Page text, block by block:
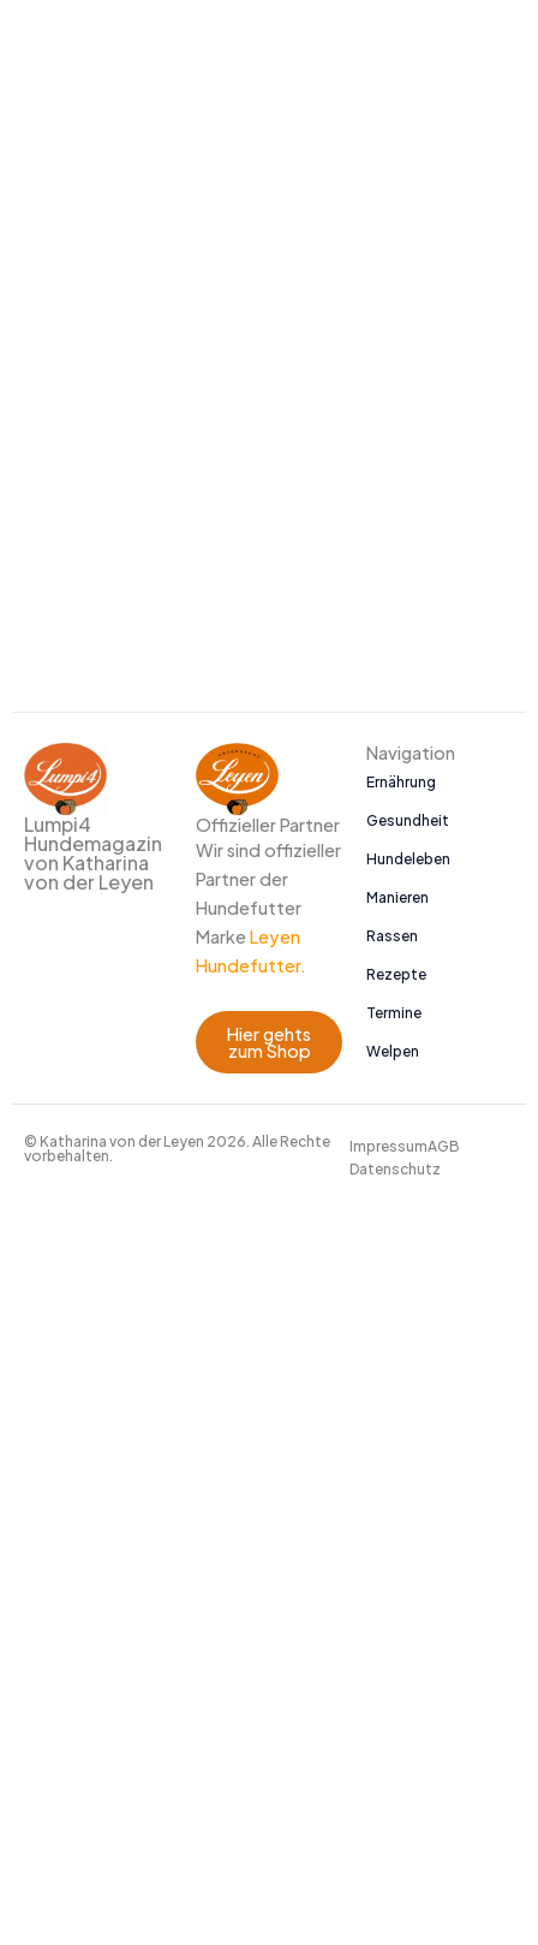
Lumpi4
Hundemagazin
von Katharina
von der Leyen
Offizieller Partner
Wir sind offizieller
Partner der
Hundefutter
Marke Leyen
Hundefutter.
Hier gehts
zum Shop
Navigation
Ernährung
Gesundheit
Hundeleben
Manieren
Rassen
Rezepte
Termine
Welpen
© Katharina von der Leyen 2026. Alle Rechte
vorbehalten.
ImpressumAGB
Datenschutz